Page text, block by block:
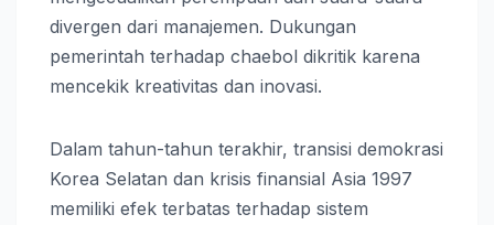
divergen dari manajemen. Dukungan
pemerintah terhadap chaebol dikritik karena
mencekik kreativitas dan inovasi.
Dalam tahun-tahun terakhir, transisi demokrasi
Korea Selatan dan krisis finansial Asia 1997
memiliki efek terbatas terhadap sistem